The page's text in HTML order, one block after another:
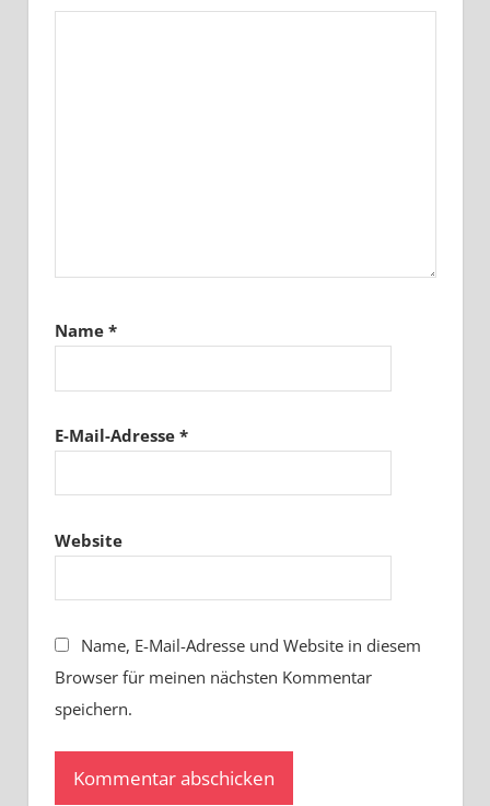
Name *
E-Mail-Adresse *
Website
Name, E-Mail-Adresse und Website in diesem
Browser für meinen nächsten Kommentar
speichern.